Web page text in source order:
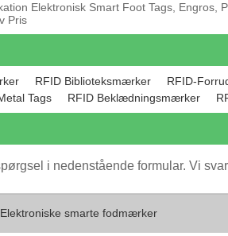
Elektronisk Smart Foot Tags, Engros,
Pris
RFID Biblioteksmærker RFID-
Tags RFID Beklædningsmærker
i nedenstående formular. Vi